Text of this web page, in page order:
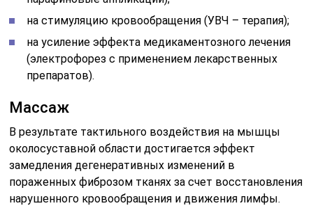
на стимуляцию кровообращения (УВЧ – терапия);
на усиление эффекта медикаментозного лечения
(электрофорез с применением лекарственных
препаратов).
Массаж
В результате тактильного воздействия на мышцы
околосуставной области достигается эффект
замедления дегенеративных изменений в
пораженных фиброзом тканях за счет восстановления
нарушенного кровообращения и движения лимфы.